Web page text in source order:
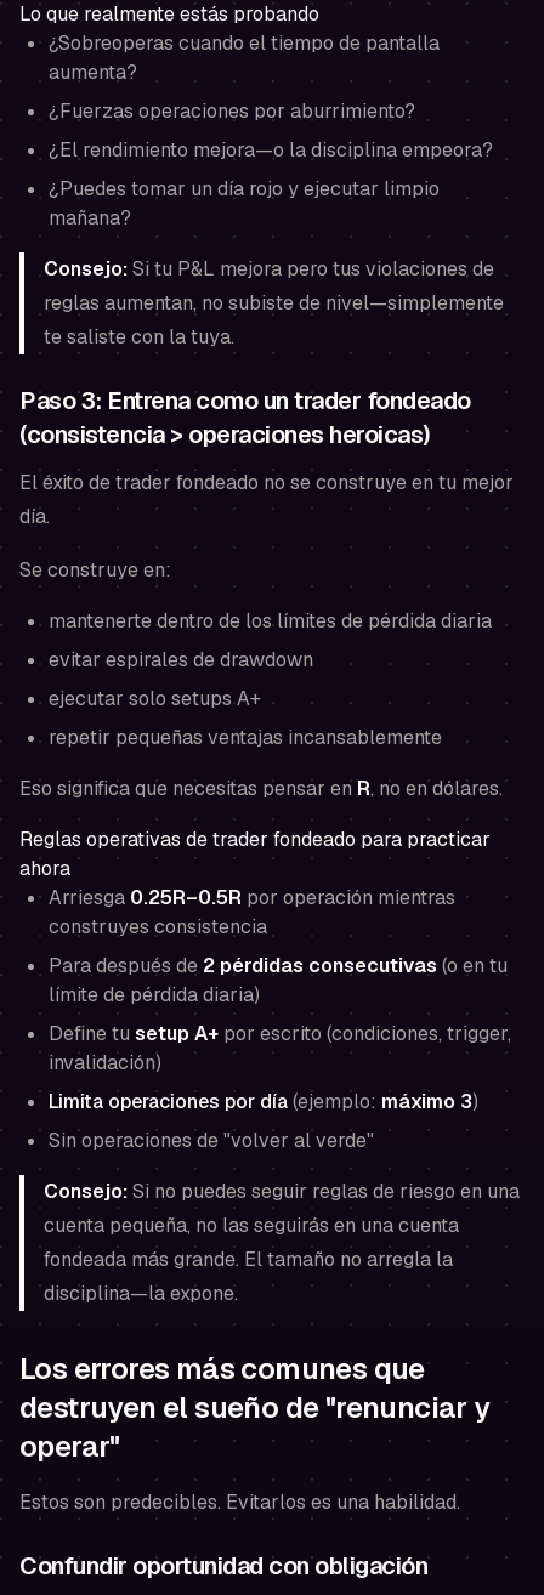
Lo que realmente estás probando
¿Sobreoperas cuando el tiempo de pantalla
aumenta?
¿Fuerzas operaciones por aburrimiento?
¿El rendimiento mejora—o la disciplina empeora?
¿Puedes tomar un día rojo y ejecutar limpio
mañana?
Consejo:Si tu P&L mejora pero tus violaciones de
reglas aumentan, no subiste de nivel—simplemente
te saliste con la tuya.
Paso 3: Entrena como un trader fondeado
(consistencia > operaciones heroicas)
El éxito de trader fondeado no se construye en tu mejor
día.
Se construye en:
mantenerte dentro de los límites de pérdida diaria
evitar espirales de drawdown
ejecutar solo setups A+
repetir pequeñas ventajas incansablemente
Eso significa que necesitas pensar en R, no en dólares.
Reglas operativas de trader fondeado para practicar
ahora
Arriesga 0.25R–0.5R por operación mientras
construyes consistencia
Para después de 2 pérdidas consecutivas (o en tu
límite de pérdida diaria)
Define tu setup A+ por escrito (condiciones, trigger,
invalidación)
Limita operaciones por día(ejemplo: máximo 3)
Sin operaciones de "volver al verde"
Consejo:Si no puedes seguir reglas de riesgo en una
cuenta pequeña, no las seguirás en una cuenta
fondeada más grande. El tamaño no arregla la
disciplina—la expone.
Los errores más comunes que
destruyen el sueño de "renunciar y
operar"
Estos son predecibles. Evitarlos es una habilidad.
Confundir oportunidad con obligación